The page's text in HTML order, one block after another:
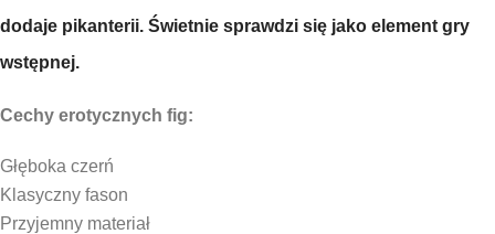
dodaje pikanterii. Świetnie sprawdzi się jako element gry
wstępnej.
Cechy erotycznych fig:
Głęboka czerń
Klasyczny fason
Przyjemny materiał